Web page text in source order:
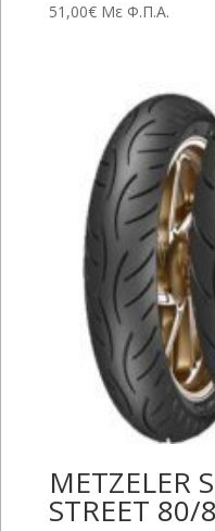
51,00€ Με Φ.Π.Α.
METZELER
STREET 80/